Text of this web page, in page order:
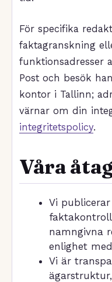
För specifika
faktagranskning
funktionsadresser
Post och besök
kontor i Tallinn;
värnar om din
integritetspolicy.
Våra
Vi
namngivna
enlighet
Vi är